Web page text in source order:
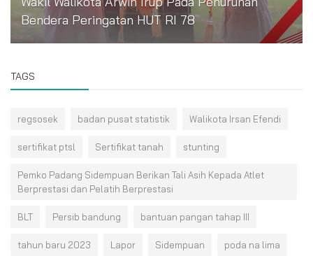
Bendera Peringatan HUT RI 78
TAGS
regsosek badan pusat statistik Walikota Irsan Efendi
sertifikat ptsl Sertifikat tanah stunting
Pemko Padang Sidempuan Berikan Tali Asih Kepada Atlet
Berprestasi dan Pelatih Berprestasi
BLT Persib bandung bantuan pangan tahap III
tahun baru 2023 Lapor Sidempuan poda na lima